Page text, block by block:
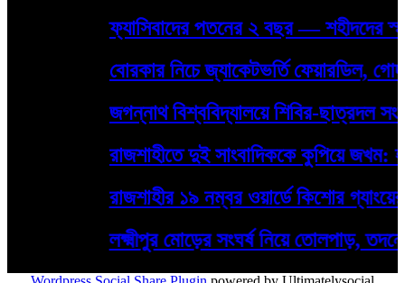
ফ্যাসিবাদের পতনের ২ বছর — শহীদদের
বোরকার নিচে জ্যাকেটভর্তি ফেয়ারডিল,
জগন্নাথ বিশ্ববিদ্যালয়ে শিবির-ছাত্রদল
রাজশাহীতে দুই সাংবাদিককে কুপিয়ে জখম:
রাজশাহীর ১৯ নম্বর ওয়ার্ডে কিশোর গ্যাংয়ের
লক্ষ্মীপুর মোড়ের সংঘর্ষ নিয়ে তোলপাড়, তদন্তে